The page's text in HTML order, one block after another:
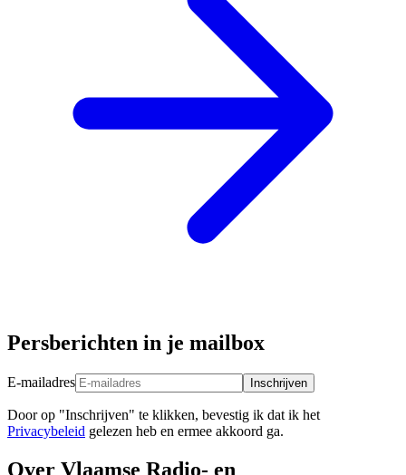
Persberichten in je mailbox
E-mailadres Inschrijven
Door op "Inschrijven" te klikken, bevestig ik dat ik het
Privacybeleid gelezen heb en ermee akkoord ga.
Over Vlaamse Radio- en